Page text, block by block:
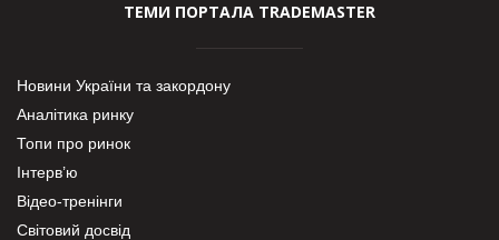
ТЕМИ ПОРТАЛА TRADEMASTER
Новини України та закордону
Аналітика ринку
Топи про ринок
Інтерв’ю
Відео-тренінги
Світовий досвід